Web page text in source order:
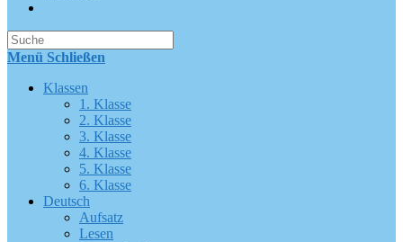
Suche
nach:
Menü Schließen
Klassen
1. Klasse
2. Klasse
3. Klasse
4. Klasse
5. Klasse
6. Klasse
Deutsch
Aufsatz
Lesen